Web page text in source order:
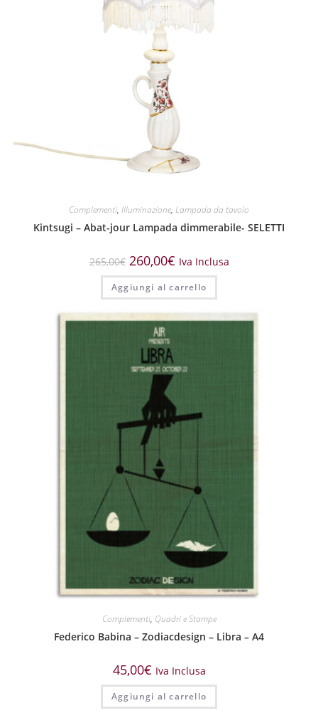
Complementi, Illuminazione, Lampada da tavolo
Kintsugi – Abat-jour Lampada dimmerabile- SELETTI
265,00€ 260,00€ Iva Inclusa
Aggiungi al carrello
Complementi, Quadri e Stampe
Federico Babina – Zodiacdesign – Libra – A4
45,00€ Iva Inclusa
Aggiungi al carrello